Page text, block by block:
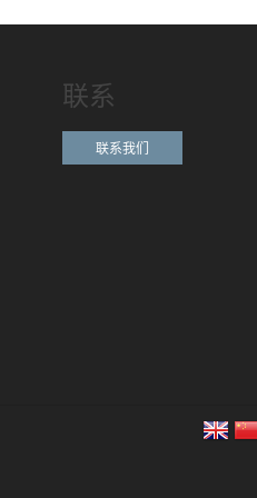
联系
联系我们